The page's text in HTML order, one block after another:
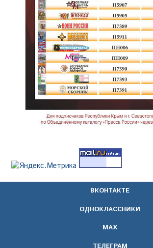
ВКОНТАКТЕ
ОДНОКЛАССНИКИ
МАХ
ТЕЛЕГРАМ